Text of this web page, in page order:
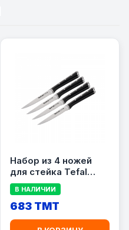
Набор из 4 ножей
для стейка Tefal
K232S414
В НАЛИЧИИ
683 TMT